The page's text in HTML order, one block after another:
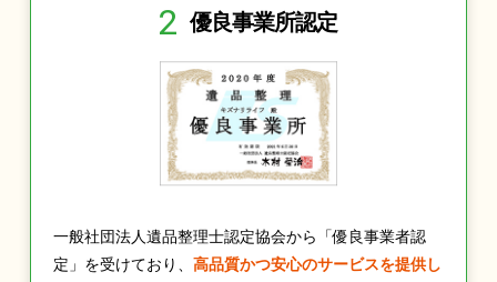
2 優良事業所認定
一般社団法人遺品整理士認定協会から「優良事業者認
定」を受けており、 高品質かつ安心のサービスを提供し